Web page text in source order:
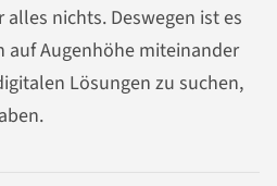
nichts. Deswegen ist es
auf Augenhöhe miteinander
Lösungen zu suchen,